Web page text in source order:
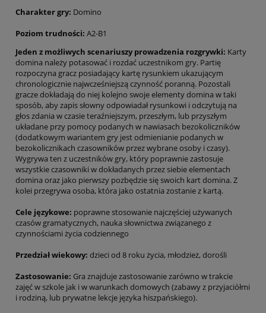
Charakter gry: Domino
Poziom trudności: A2-B1
Jeden z możliwych scenariuszy prowadzenia rozgrywki: Karty
domina należy potasować i rozdać uczestnikom gry. Partię
rozpoczyna gracz posiadający kartę rysunkiem ukazującym
chronologicznie najwcześniejszą czynność poranną. Pozostali
gracze dokładają do niej kolejno swoje elementy domina w taki
sposób, aby zapis słowny odpowiadał rysunkowi i odczytują na
głos zdania w czasie teraźniejszym, przeszłym, lub przyszłym
układane przy pomocy podanych w nawiasach bezokoliczników
(dodatkowym wariantem gry jest odmienianie podanych w
bezokolicznikach czasowników przez wybrane osoby i czasy).
Wygrywa ten z uczestników gry, który poprawnie zastosuje
wszystkie czasowniki w dokładanych przez siebie elementach
domina oraz jako pierwszy pozbędzie się swoich kart domina. Z
kolei przegrywa osoba, która jako ostatnia zostanie z kartą.
Cele językowe: poprawne stosowanie najczęściej używanych
czasów gramatycznych, nauka słownictwa związanego z
czynnościami życia codziennego
Przedział wiekowy: dzieci od 8 roku życia, młodzież, dorośli
Zastosowanie: Gra znajduje zastosowanie zarówno w trakcie
zajęć w szkole jak i w warunkach domowych (zabawy z przyjaciółmi
i rodziną, lub prywatne lekcje języka hiszpańskiego).